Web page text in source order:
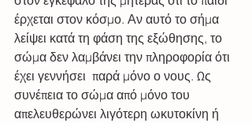
έρχεται στον κόσμο. Αν αυτό το σήμα
λείψει κατά τη φάση της εξώθησης, το
σώμα δεν λαμβάνει την πληροφορία ότι
έχει γεννήσει  παρά μόνο ο νους. Ως
συνέπεια το σώμα από μόνο του
απελευθερώνει λιγότερη ωκυτοκίνη ή